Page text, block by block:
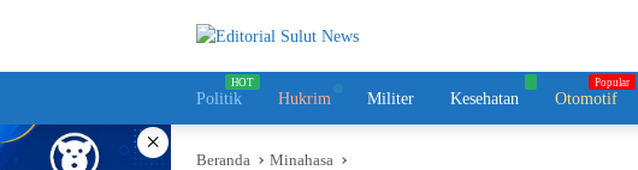
Politik Hukrim Militer Kesehatan Otomotif
×
Beranda Minahasa